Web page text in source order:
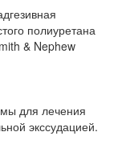
полиуретана
& Nephew
для лечения
экссудацией.